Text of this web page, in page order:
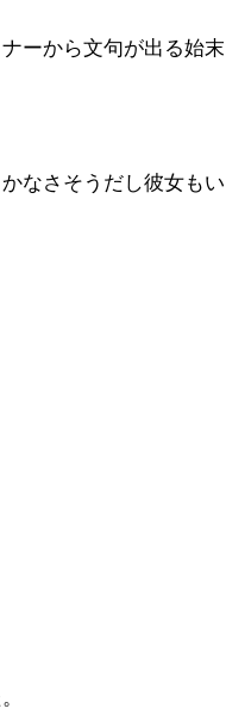
ーから文句が出る始末
なさそうだし彼女もい